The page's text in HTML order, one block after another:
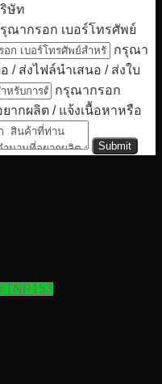
ษัท
ณากรอก เบอร์โทรศัพย์
กรุณา
/ ส่งไฟล์นำเสนอ / ส่งใบ
กรุณากรอก
ากผลิต / แจ้งเนื้อหาหรือ